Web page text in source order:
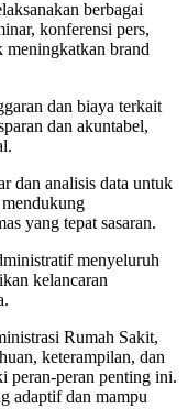
berbagai
konferensi pers,
meningkatkan brand
dan biaya terkait
dan akuntabel,
dan analisis data untuk
yang tepat sasaran.
menyeluruh
kelancaran
Rumah Sakit,
keterampilan, dan
peran-peran penting ini.
adaptif dan mampu